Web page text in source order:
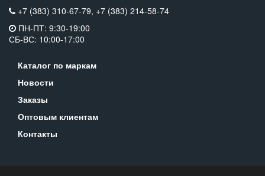
+7 (383) 310-67-79, +7 (383) 214-58-74
ПН-ПТ: 9:30-19:00
СБ-ВС: 10:00-17:00
Каталог по маркам
Новости
Заказы
Оптовым клиентам
Контакты